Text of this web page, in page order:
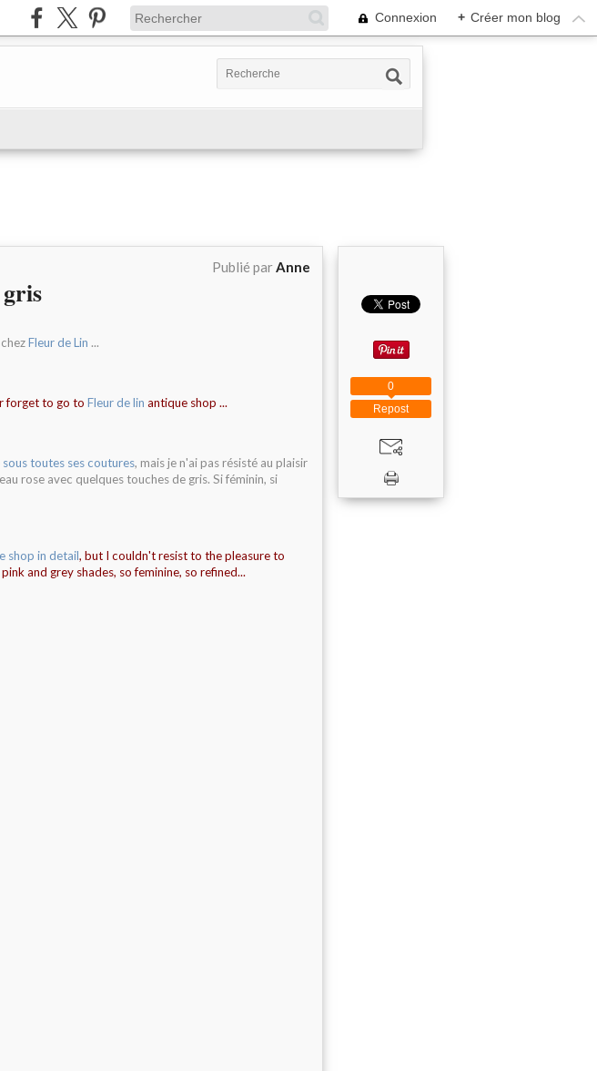
Connexion + Créer mon blog
Publié parAnne
Fleur de Lin ...
forget to go to Fleur de lin antique shop ...
sous toutes ses coutures, mais je n'ai pas résisté au plaisir
rose avec quelques touches de gris. Si féminin, si
shop in detail, but I couldn't resist to the pleasure to
and grey shades, so feminine, so refined...
Repost
0